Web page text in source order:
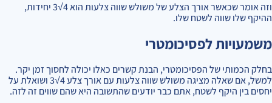
וזה אומר שכאשר אורך הצלע של משולש שווה צלעות הוא 4√3 יחידות,
ההיקף שלו שווה לשטח שלו.
משמעויות לפסיכומטרי
בחלק הכמותי של הפסיכומטרי, הבנת קשרים כאלו יכולה לחסוך זמן יקר.
למשל, אם שאלה מציגה משולש שווה צלעות עם אורך צלע 4√3 ושואלת על
יחסים בין היקף לשטח, אתם כבר יודעים שהתשובה היא שהם שווים זה לזה.